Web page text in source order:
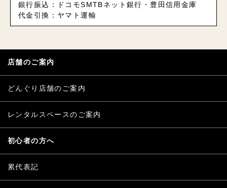
銀行振込：ドコモSMTBネット銀行・豊田信用金庫
代金引換：ヤマト運輸
店舗のご案内
どんぐり店舗のご案内
レンタルスペースのご案内
初心者の方へ
累代表記